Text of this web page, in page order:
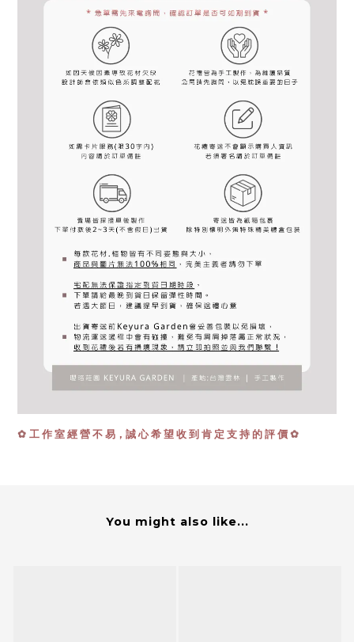
✿ 工 作 室 經 營 不 易，誠 心 希 望 收 到 肯 定 支 持 的 評 價✿
You might also like...